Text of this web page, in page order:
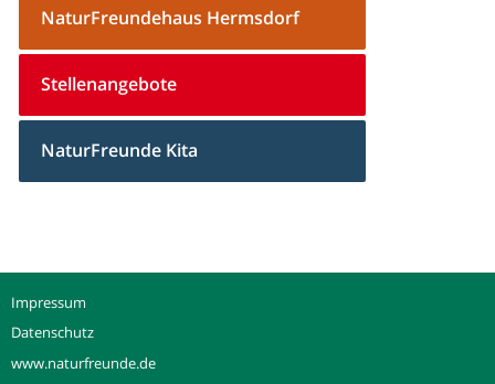
NaturFreundehaus Hermsdorf
Stellenangebote
NaturFreunde Kita
Impressum
Datenschutz
www.naturfreunde.de